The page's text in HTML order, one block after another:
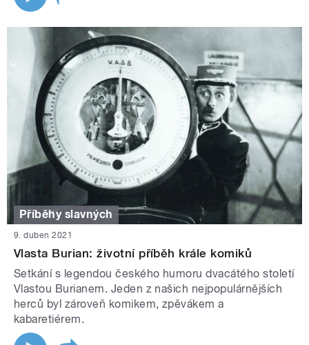
Příběhy slavných
9. duben 2021
Vlasta Burian: životní příběh krále komiků
Setkání s legendou českého humoru dvacátého století
Vlastou Burianem. Jeden z našich nejpopulárnějších
herců byl zároveň komikem, zpěvákem a
kabaretiérem.